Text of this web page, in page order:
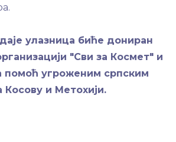
улазница биће дониран
"Сви за Космет" и
помоћ угроженим српским
и Метохији.